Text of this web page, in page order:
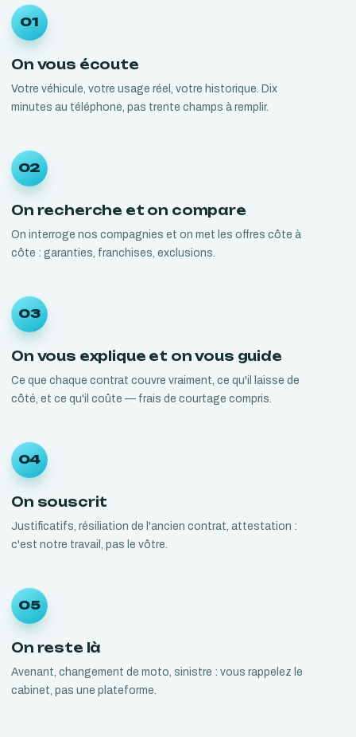
01
On vous écoute
Votre véhicule, votre usage réel, votre historique. Dix
minutes au téléphone, pas trente champs à remplir.
02
On recherche et on compare
On interroge nos compagnies et on met les offres côte à
côte : garanties, franchises, exclusions.
03
On vous explique et on vous guide
Ce que chaque contrat couvre vraiment, ce qu'il laisse de
côté, et ce qu'il coûte — frais de courtage compris.
04
On souscrit
Justificatifs, résiliation de l'ancien contrat, attestation :
c'est notre travail, pas le vôtre.
05
On reste là
Avenant, changement de moto, sinistre : vous rappelez le
cabinet, pas une plateforme.